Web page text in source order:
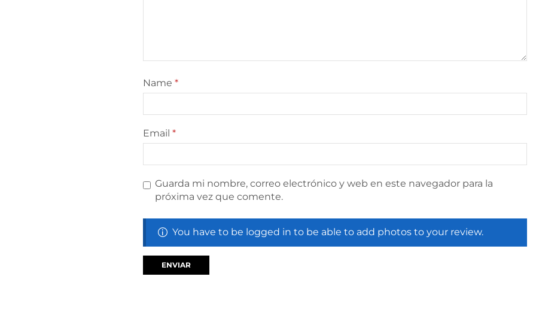
Name *
Email *
Guarda mi nombre, correo electrónico y web en este navegador para la
próxima vez que comente.
You have to be logged in to be able to add photos to your review.